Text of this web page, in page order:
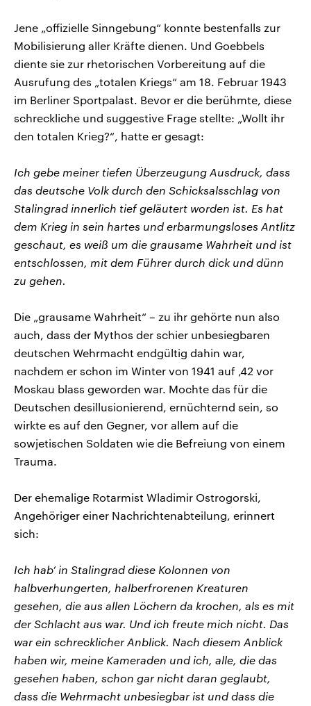
Jene „offizielle Sinngebung“ konnte bestenfalls zur
Mobilisierung aller Kräfte dienen. Und Goebbels
diente sie zur rhetorischen Vorbereitung auf die
Ausrufung des „totalen Kriegs“ am 18. Februar 1943
im Berliner Sportpalast. Bevor er die berühmte, diese
schreckliche und suggestive Frage stellte: „Wollt ihr
den totalen Krieg?“, hatte er gesagt:
Ich gebe meiner tiefen Überzeugung Ausdruck, dass
das deutsche Volk durch den Schicksalsschlag von
Stalingrad innerlich tief geläutert worden ist. Es hat
dem Krieg in sein hartes und erbarmungsloses Antlitz
geschaut, es weiß um die grausame Wahrheit und ist
entschlossen, mit dem Führer durch dick und dünn
zu gehen.
Die „grausame Wahrheit“ – zu ihr gehörte nun also
auch, dass der Mythos der schier unbesiegbaren
deutschen Wehrmacht endgültig dahin war,
nachdem er schon im Winter von 1941 auf ‚42 vor
Moskau blass geworden war. Mochte das für die
Deutschen desillusionierend, ernüchternd sein, so
wirkte es auf den Gegner, vor allem auf die
sowjetischen Soldaten wie die Befreiung von einem
Trauma.
Der ehemalige Rotarmist Wladimir Ostrogorski,
Angehöriger einer Nachrichtenabteilung, erinnert
sich:
Ich hab’ in Stalingrad diese Kolonnen von
halbverhungerten, halberfrorenen Kreaturen
gesehen, die aus allen Löchern da krochen, als es mit
der Schlacht aus war. Und ich freute mich nicht. Das
war ein schrecklicher Anblick. Nach diesem Anblick
haben wir, meine Kameraden und ich, alle, die das
gesehen haben, schon gar nicht daran geglaubt,
dass die Wehrmacht unbesiegbar ist und dass die